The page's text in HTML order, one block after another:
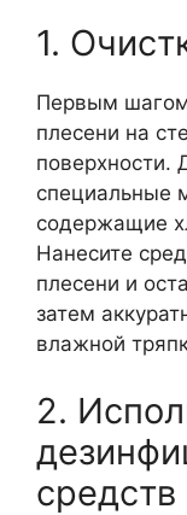
1.
Первым шагом
плесени на
поверхности.
специальные
содержащие
Нанесите
плесени и
затем
влажной
2.
средств